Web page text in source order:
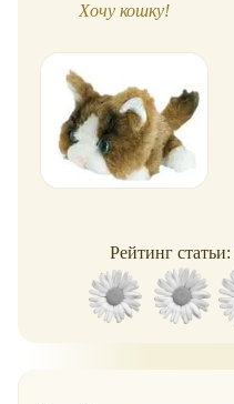
Хочу кошку!
Рейтинг статьи: